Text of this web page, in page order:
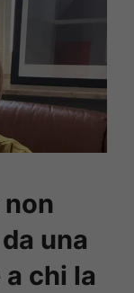
una
chi la